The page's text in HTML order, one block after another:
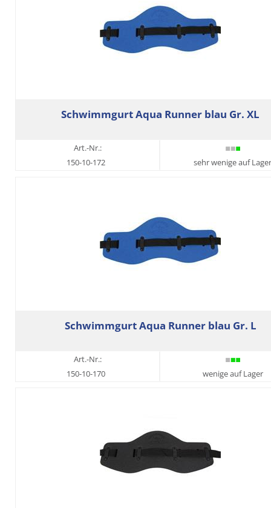
Schwimmgurt Aqua Runner blau Gr. XL
Art.-Nr.:
150-10-172
sehr wenige auf Lager
Schwimmgurt Aqua Runner blau Gr. L
Art.-Nr.:
150-10-170
wenige auf Lager